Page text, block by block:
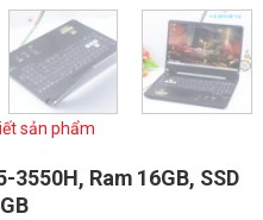
sản phẩm
3550H, Ram 16GB, SSD